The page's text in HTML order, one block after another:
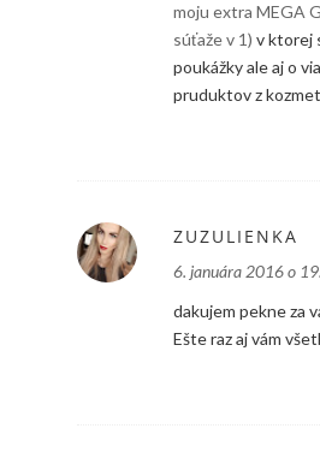
moju extra MEGA
súťaže v 1) v ktorej
poukážky ale aj o
pruduktov z
ZUZULIENKA
6. januára 2016 o
dakujem pekne za
Ešte raz aj vám